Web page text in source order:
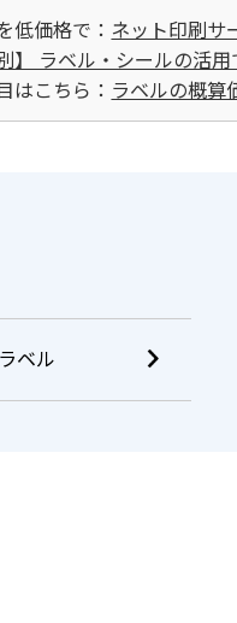
低価格で： ネット印刷サ
】 ラベル・シールの活
はこちら： ラベルの概算
ベル